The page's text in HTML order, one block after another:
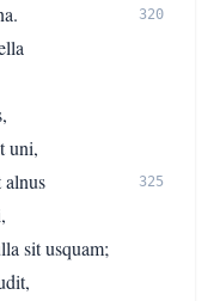
320
uni,
alnus
325
sit usquam;